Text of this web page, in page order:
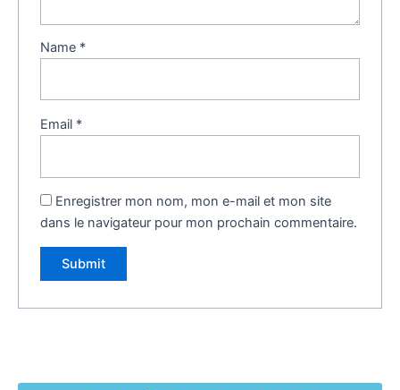
Name *
Email *
Enregistrer mon nom, mon e-mail et mon site
dans le navigateur pour mon prochain commentaire.